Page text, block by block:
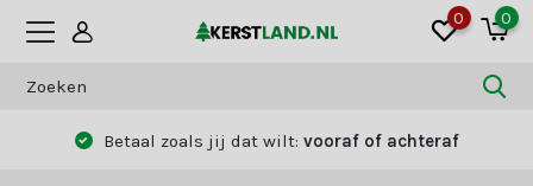
0 0
Betaal zoals jij dat wilt: vooraf of achteraf